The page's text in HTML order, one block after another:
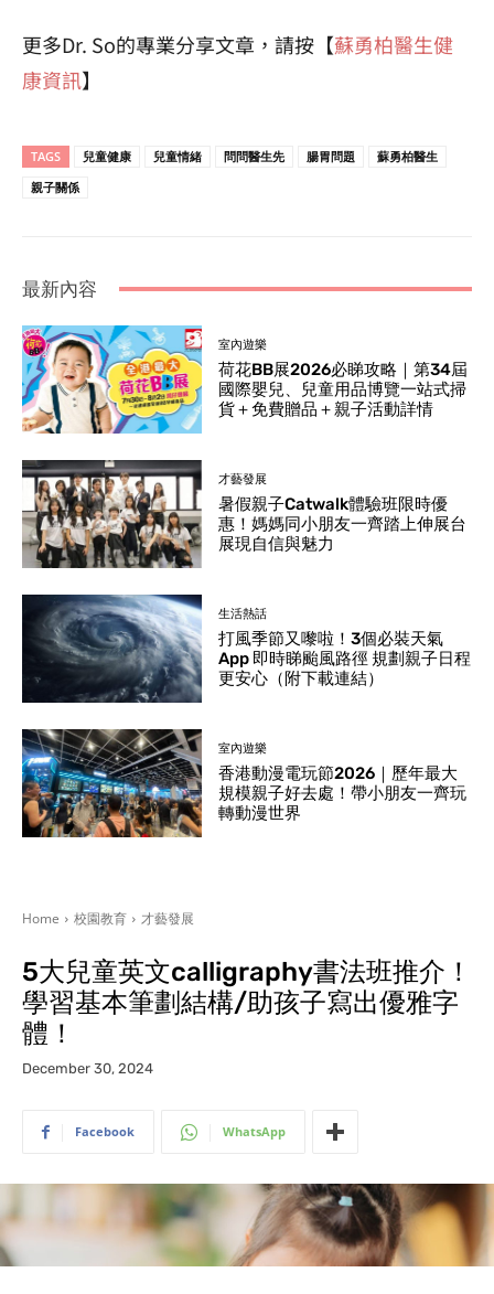
更多Dr. So的專業分享文章，請按【蘇勇柏醫生健
康資訊】
TAGS 兒童健康 兒童情緒 問問醫生先 腸胃問題
蘇勇柏醫生
親子關係
最新內容
室內遊樂
荷花BB展2026必睇攻略｜第34屆
國際嬰兒、兒童用品博覽一站式掃
貨＋免費贈品＋親子活動詳情
才藝發展
暑假親子Catwalk體驗班限時優
惠！媽媽同小朋友一齊踏上伸展台
展現自信與魅力
生活熱話
打風季節又嚟啦！3個必裝天氣
App 即時睇颱風路徑 規劃親子日程
更安心（附下載連結）
室內遊樂
香港動漫電玩節2026｜歷年最大
規模親子好去處！帶小朋友一齊玩
轉動漫世界